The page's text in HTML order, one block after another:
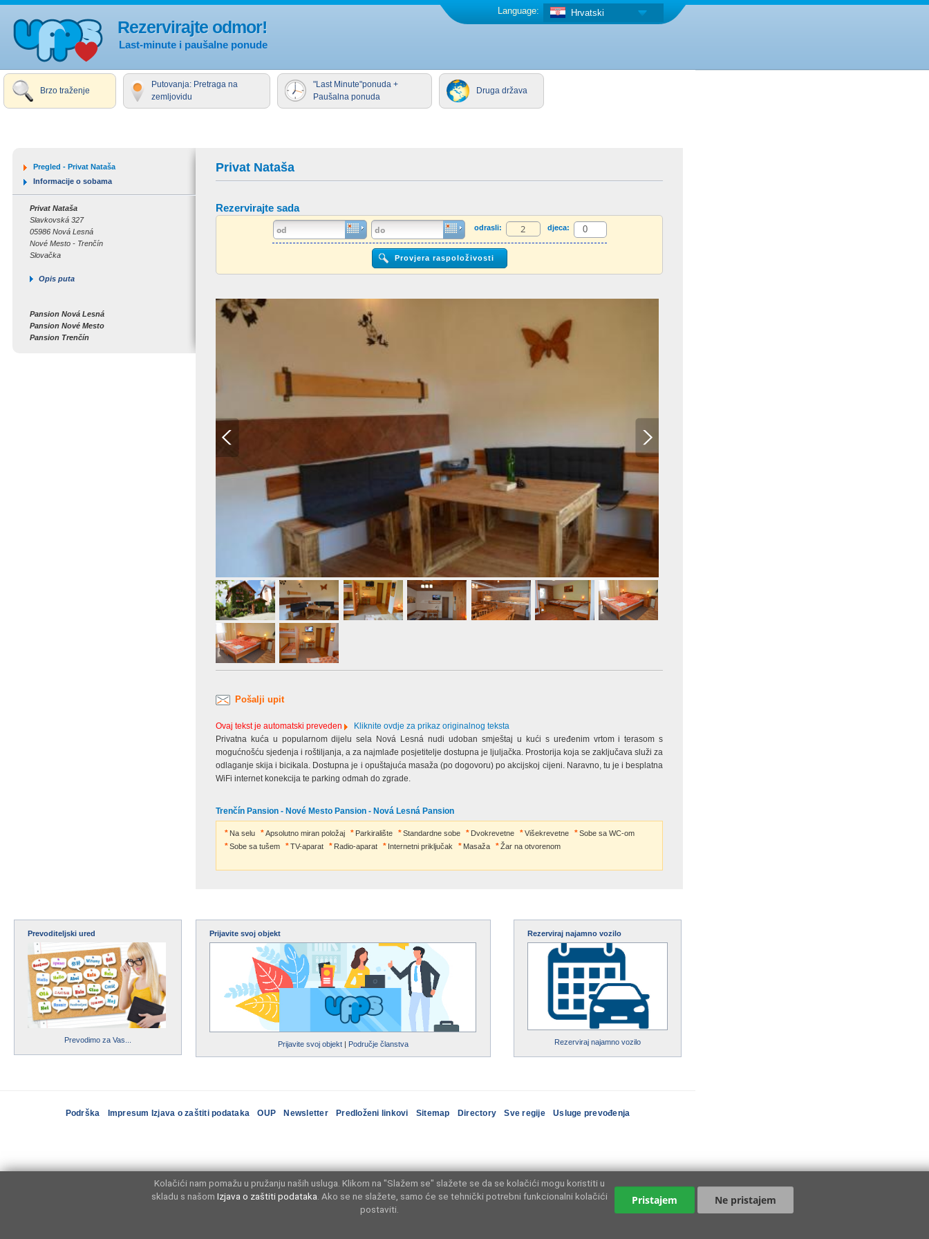
Rezervirajte odmor!
Last-minute i paušalne ponude
Hrvatski
Language:
Brzo traženje
Putovanja: Pretraga na
zemljovidu
"Last Minute"ponuda +
Paušalna ponuda
Druga država
Privat Nataša
Rezervirajte sada
odrasli: djeca:
Pošalji upit
Ovaj tekst je automatski preveden
Kliknite ovdje za prikaz originalnog teksta
Privatna kuća u popularnom dijelu sela Nová Lesná nudi udoban smještaj u kući s uređenim vrtom i terasom s
mogućnošću sjedenja i roštiljanja, a za najmlađe posjetitelje dostupna je ljuljačka. Prostorija koja se zaključava služi za
odlaganje skija i bicikala. Dostupna je i opuštajuća masaža (po dogovoru) po akcijskoj cijeni. Naravno, tu je i besplatna
WiFi internet konekcija te parking odmah do zgrade.
Trenčín Pansion - Nové Mesto Pansion - Nová Lesná Pansion
Na selu Apsolutno miran položaj Parkiralište Standardne sobe Dvokrevetne Višekrevetne
Sobe sa WC-om
Sobe sa tušem
TV-aparat Radio-aparat Internetni priključak Masaža Žar na otvorenom
Pregled - Privat Nataša
Informacije o sobama
Privat Nataša
Slavkovská 327
05986 Nová Lesná
Nové Mesto - Trenčín
Slovačka
Opis puta
Pansion Nová Lesná
Pansion Nové Mesto
Pansion Trenčín
Prevoditeljski ured
Prevodimo za Vas...
Prijavite svoj objekt
Prijavite svoj objekt| Područje članstva
Rezerviraj najamno vozilo
Rezerviraj najamno vozilo
Podrška Impresum Izjava o zaštiti podataka OUP Newsletter Predloženi linkovi Sitemap Directory Sve regije Usluge prevođenja
Kolačići nam pomažu u pružanju naših usluga. Klikom na "Slažem se" slažete se da se kolačići mogu koristiti u
skladu s našom Izjava o zaštiti podataka. Ako se ne slažete, samo će se tehnički potrebni funkcionalni kolačići
postaviti.